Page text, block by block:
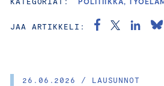
26.06.2026 / LAUSUNNOT
JAA ARTIKKELI: